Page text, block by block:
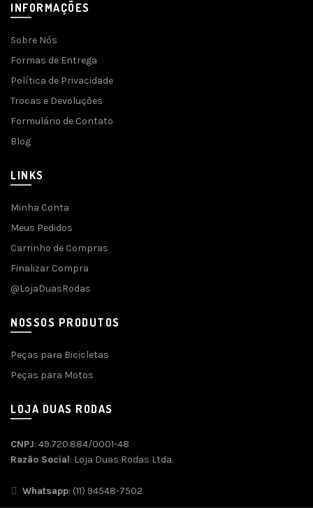
INFORMAÇÕES
Sobre Nós
Formas de Entrega
Política de Privacidade
Trocas e Devoluções
Formulário de Contato
Blog
LINKS
Minha Conta
Meus Pedidos
Carrinho de Compras
Finalizar Compra
@LojaDuasRodas
NOSSOS PRODUTOS
Peças para Bicicletas
Peças para Motos
LOJA DUAS RODAS
CNPJ: 49.720.884/0001-48
Razão Social: Loja Duas Rodas Ltda.
Whatsapp: (11) 94548-7502